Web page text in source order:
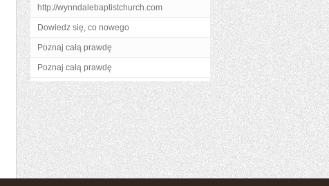
http://wynndalebaptistchurch.com
Dowiedz się, co nowego
Poznaj całą prawdę
Poznaj całą prawdę